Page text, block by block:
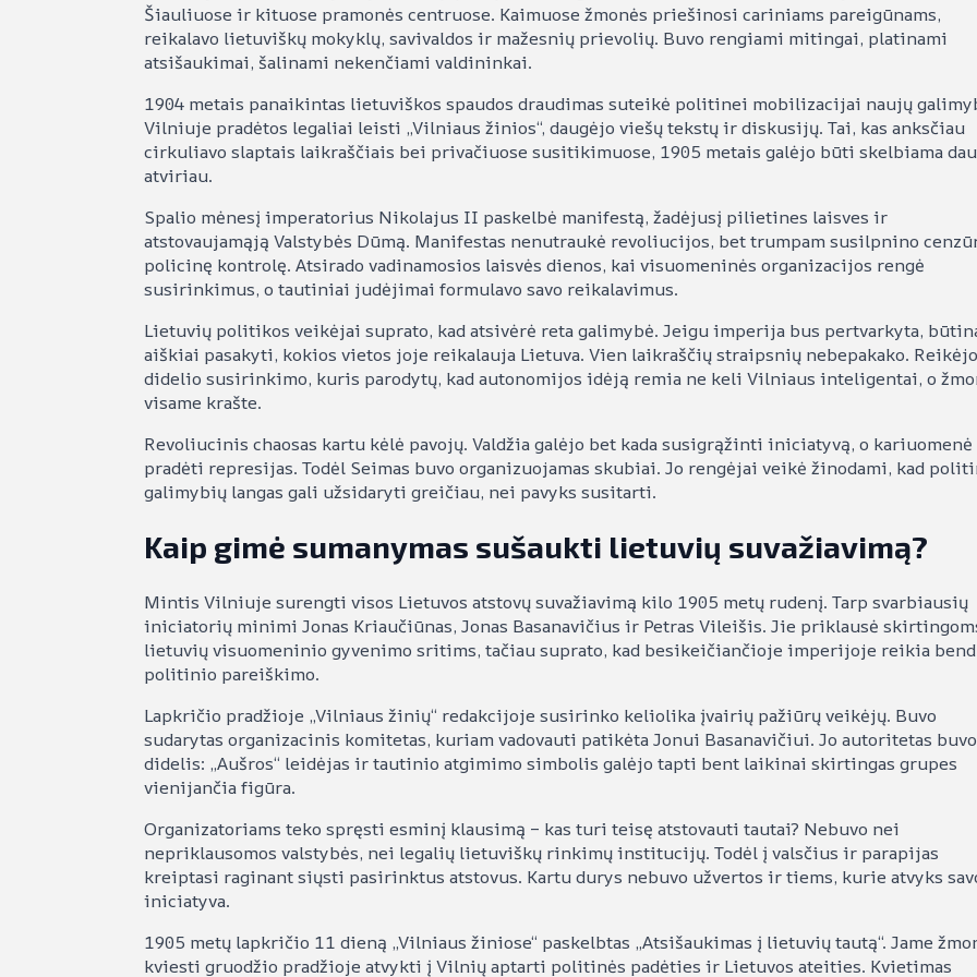
Šiauliuose ir kituose pramonės centruose. Kaimuose žmonės priešinosi cariniams pareigūnams,
reikalavo lietuviškų mokyklų, savivaldos ir mažesnių prievolių. Buvo rengiami mitingai, platinami
atsišaukimai, šalinami nekenčiami valdininkai.
1904 metais panaikintas lietuviškos spaudos draudimas suteikė politinei mobilizacijai naujų
Vilniuje pradėtos legaliai leisti „Vilniaus žinios“, daugėjo viešų tekstų ir diskusijų. Tai, kas anksčiau
cirkuliavo slaptais laikraščiais bei privačiuose susitikimuose, 1905 metais galėjo būti skelbiama
atviriau.
Spalio mėnesį imperatorius Nikolajus II paskelbė manifestą, žadėjusį pilietines laisves ir
atstovaujamąją Valstybės Dūmą. Manifestas nenutraukė revoliucijos, bet trumpam susilpnino
policinę kontrolę. Atsirado vadinamosios laisvės dienos, kai visuomeninės organizacijos rengė
susirinkimus, o tautiniai judėjimai formulavo savo reikalavimus.
Lietuvių politikos veikėjai suprato, kad atsivėrė reta galimybė. Jeigu imperija bus pertvarkyta,
aiškiai pasakyti, kokios vietos joje reikalauja Lietuva. Vien laikraščių straipsnių nebepakako. Reikėjo
didelio susirinkimo, kuris parodytų, kad autonomijos idėją remia ne keli Vilniaus inteligentai, o
visame krašte.
Revoliucinis chaosas kartu kėlė pavojų. Valdžia galėjo bet kada susigrąžinti iniciatyvą, o kariuomenė
pradėti represijas. Todėl Seimas buvo organizuojamas skubiai. Jo rengėjai veikė žinodami, kad
galimybių langas gali užsidaryti greičiau, nei pavyks susitarti.
Kaip gimė sumanymas sušaukti lietuvių suvažiavimą?
Mintis Vilniuje surengti visos Lietuvos atstovų suvažiavimą kilo 1905 metų rudenį. Tarp svarbiausių
iniciatorių minimi Jonas Kriaučiūnas, Jonas Basanavičius ir Petras Vileišis. Jie priklausė
lietuvių visuomeninio gyvenimo sritims, tačiau suprato, kad besikeičiančioje imperijoje reikia
politinio pareiškimo.
Lapkričio pradžioje „Vilniaus žinių“ redakcijoje susirinko keliolika įvairių pažiūrų veikėjų. Buvo
sudarytas organizacinis komitetas, kuriam vadovauti patikėta Jonui Basanavičiui. Jo autoritetas buvo
didelis: „Aušros“ leidėjas ir tautinio atgimimo simbolis galėjo tapti bent laikinai skirtingas grupes
vienijančia figūra.
Organizatoriams teko spręsti esminį klausimą – kas turi teisę atstovauti tautai? Nebuvo nei
nepriklausomos valstybės, nei legalių lietuviškų rinkimų institucijų. Todėl į valsčius ir parapijas
kreiptasi raginant siųsti pasirinktus atstovus. Kartu durys nebuvo užvertos ir tiems, kurie atvyks
iniciatyva.
1905 metų lapkričio 11 dieną „Vilniaus žiniose“ paskelbtas „Atsišaukimas į lietuvių tautą“. Jame
kviesti gruodžio pradžioje atvykti į Vilnių aptarti politinės padėties ir Lietuvos ateities. Kvietimas